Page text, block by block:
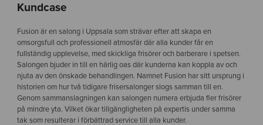
Kundcase
Fusion är en salong i Uppsala som strävar efter att skapa en
omsorgsfull och professionell atmosfär där alla kunder får en
fullständig upplevelse, med skickliga frisörer och barberare i spetsen.
Salongen bjuder in till en härlig oas där kunderna kan koppla av och
njuta av den önskade behandlingen. Namnet Fusion har sitt ursprung i
historien om hur två tidigare frisersalonger slogs samman till en.
Genom sammanslagningen kan salongen numera erbjuda fler frisörer
på mindre yta. Vilket ökar tillgängligheten på expertis under samma
tak som resulterar i förbättrad service till alla kunder.